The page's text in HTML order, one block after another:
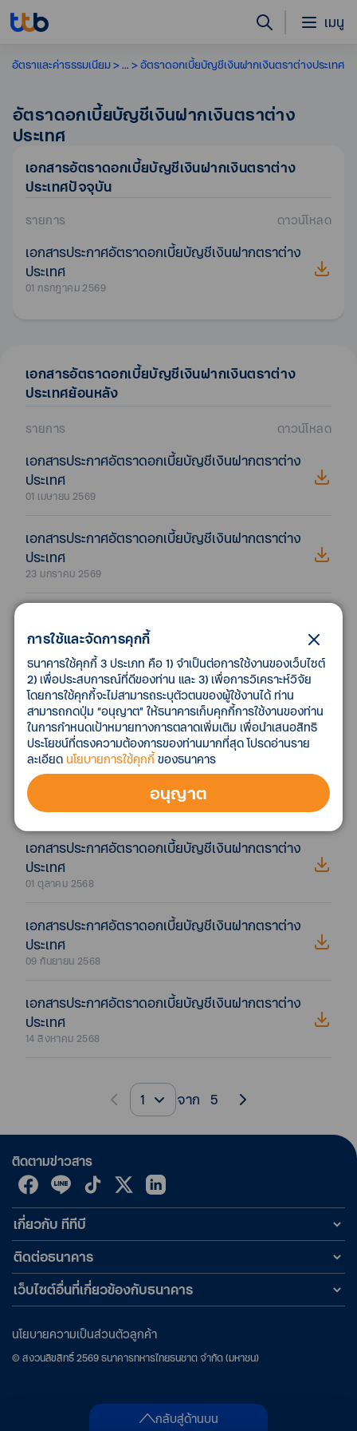
เมนู
อัตราและค่าธรรมเนียม ... อัตราดอกเบี้ยบัญชีเงินฝากเงินตราต่างประเทศ
อัตราดอกเบี้ยบัญชีเงินฝากเงินตราต่าง
ประเทศ
เอกสารอัตราดอกเบี้ยบัญชีเงินฝากเงินตราต่าง
ประเทศปัจจุบัน
รายการ ดาวน์โหลด
เอกสารประกาศอัตราดอกเบี้ยบัญชีเงินฝากตราต่าง
ประเทศ
01 กรกฎาคม 2569
เอกสารอัตราดอกเบี้ยบัญชีเงินฝากเงินตราต่าง
ประเทศย้อนหลัง
รายการ ดาวน์โหลด
เอกสารประกาศอัตราดอกเบี้ยบัญชีเงินฝากตราต่าง
ประเทศ
01 เมษายน 2569
เอกสารประกาศอัตราดอกเบี้ยบัญชีเงินฝากตราต่าง
ประเทศ
23 มกราคม 2569
ประเทศ
เอกสารประกาศอัตราดอกเบี้ยบัญชีเงินฝากตราต่าง
ประเทศ
01 ธันวาคม 2568
เอกสารประกาศอัตราดอกเบี้ยบัญชีเงินฝากตราต่าง
ประเทศ
01 พฤศจิกายน 2568
เอกสารประกาศอัตราดอกเบี้ยบัญชีเงินฝากตราต่าง
ประเทศ
01 ตุลาคม 2568
เอกสารประกาศอัตราดอกเบี้ยบัญชีเงินฝากตราต่าง
ประเทศ
09 กันยายน 2568
เอกสารประกาศอัตราดอกเบี้ยบัญชีเงินฝากตราต่าง
ประเทศ
14 สิงหาคม 2568
1 จาก 5
การใช้และจัดการคุกกี้
ธนาคารใช้คุกกี้ 3 ประเภท คือ 1) จำเป็นต่อการใช้งานของเว็บไซต์
2) เพื่อประสบการณ์ที่ดีของท่าน และ 3) เพื่อการวิเคราะห์วิจัย
โดยการใช้คุกกี้จะไม่สามารถระบุตัวตนของผู้ใช้งานได้ ท่าน
สามารถกดปุ่ม “อนุญาต” ให้ธนาคารเก็บคุกกี้การใช้งานของท่าน
ในการกำหนดเป้าหมายทางการตลาดเพิ่มเติม เพื่อนำเสนอสิทธิ
ประโยชน์ที่ตรงความต้องการของท่านมากที่สุด โปรดอ่านราย
ละเอียด นโยบายการใช้คุกกี้ของธนาคาร
อนุญาต
ติดตามข่าวสาร
เกี่ยวกับ ทีทีบี
ติดต่อธนาคาร
เว็บไซต์อื่นที่เกี่ยวข้องกับธนาคาร
© สงวนลิขสิทธิ์2569ธนาคารทหารไทยธนชาต จำกัด (มหาชน)
นโยบายความเป็นส่วนตัวลูกค้า
กลับสู่ด้านบน